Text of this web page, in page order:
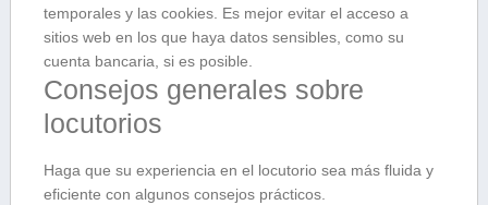
temporales y las cookies. Es mejor evitar el acceso a
sitios web en los que haya datos sensibles, como su
cuenta bancaria, si es posible.
Consejos generales sobre
locutorios
Haga que su experiencia en el locutorio sea más fluida y
eficiente con algunos consejos prácticos.